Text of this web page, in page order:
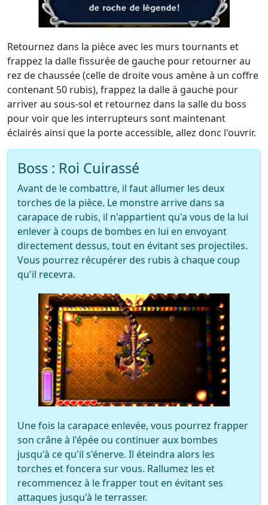
Retournez dans la pièce avec les murs tournants et
frappez la dalle fissurée de gauche pour retourner au
rez de chaussée (celle de droite vous amène à un coffre
contenant 50 rubis), frappez la dalle à gauche pour
arriver au sous-sol et retournez dans la salle du boss
pour voir que les interrupteurs sont maintenant
éclairés ainsi que la porte accessible, allez donc l'ouvrir.
Boss : Roi Cuirassé
Avant de le combattre, il faut allumer les deux
torches de la pièce. Le monstre arrive dans sa
carapace de rubis, il n'appartient qu'a vous de la lui
enlever à coups de bombes en lui en envoyant
directement dessus, tout en évitant ses projectiles.
Vous pourrez récupérer des rubis à chaque coup
qu'il recevra.
Une fois la carapace enlevée, vous pourrez frapper
son crâne à l'épée ou continuer aux bombes
jusqu'à ce qu'il s'énerve. Il éteindra alors les
torches et foncera sur vous. Rallumez les et
recommencez à le frapper tout en évitant ses
attaques jusqu'à le terrasser.